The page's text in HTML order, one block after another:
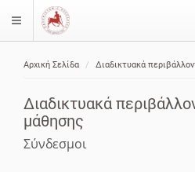
$langMenu
Αρχική Σελίδα Διαδικτυακά
Διαδικτυακά
μάθησης
Σύνδεσμοι